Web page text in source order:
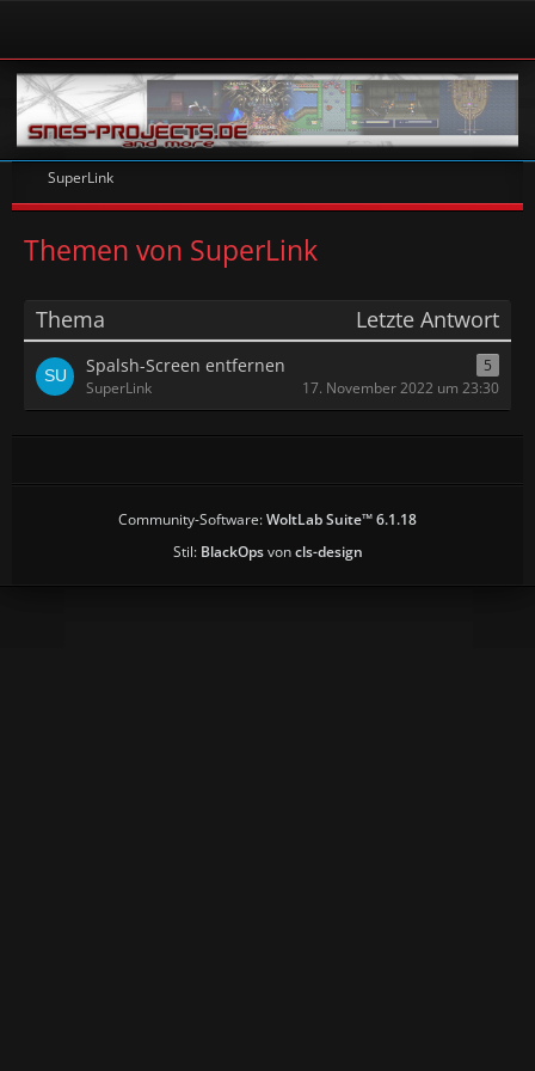
SuperLink
Themen von SuperLink
Thema Letzte Antwort
Spalsh-Screen entfernen
5
SuperLink
17. November 2022 um 23:30
Community-Software:WoltLab Suite™ 6.1.18
Stil: BlackOpsvoncls-design